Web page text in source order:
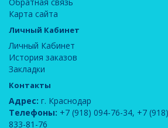
Карта сайта
Личный Кабинет
Личный Кабинет
История заказов
Закладки
Контакты
Адрес: г. Краснодар
Телефоны: +7 (918) 094-76-34, +7
833-81-76